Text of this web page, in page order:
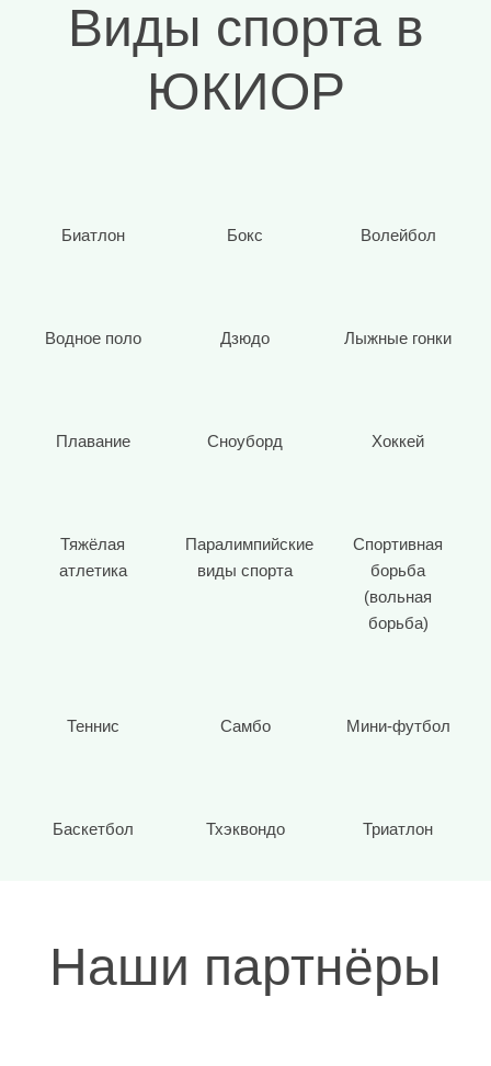
Виды спорта в
ЮКИОР
Биатлон Бокс Волейбол
Водное поло Дзюдо Лыжные гонки
Плавание Сноуборд Хоккей
Тяжёлая
атлетика
Паралимпийские
виды спорта
Спортивная
борьба
(вольная
борьба)
Теннис Самбо Мини-футбол
Баскетбол Тхэквондо Триатлон
Наши партнёры